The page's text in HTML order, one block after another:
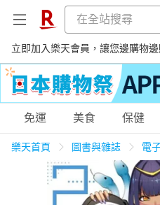
立即加入樂天會員，讓您邊購物邊
購物網分類
天天免運 美食蛋糕
免運 美食 保健
樂天首頁 圖書與雜誌 電